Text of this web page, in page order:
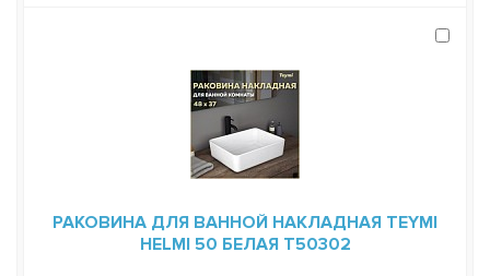
РАКОВИНА ДЛЯ ВАННОЙ НАКЛАДНАЯ TEYMI
HELMI 50 БЕЛАЯ T50302